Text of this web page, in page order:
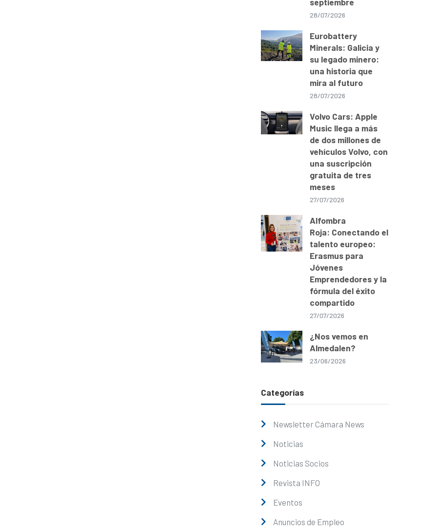
28/07/2026
Eurobattery
Minerals: Galicia y
su legado minero:
una historia que
mira al futuro
28/07/2026
Volvo Cars: Apple
Music llega a más
de dos millones de
vehículos Volvo, con
una suscripción
gratuita de tres
meses
27/07/2026
Alfombra
Roja: Conectando el
talento europeo:
Erasmus para
Jóvenes
Emprendedores y la
fórmula del éxito
compartido
27/07/2026
¿Nos vemos en
Almedalen?
23/06/2026
Categorías
Newsletter Cámara News
Noticias
Noticias Socios
Revista INFO
Eventos
Anuncios de Empleo